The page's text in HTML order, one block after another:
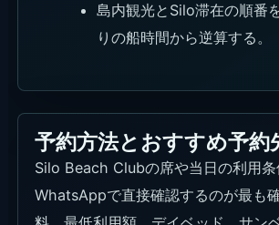
島内観光とSilo滞在の順番
りの船時間から逆算する。
予約方法とおすすめ予約
Silo Beach Clubの席や当日の利用
WhatsAppで直接確認するのが最も